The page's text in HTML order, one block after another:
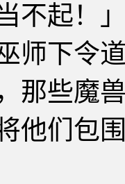
不起！
师下令
些魔兽
他们包